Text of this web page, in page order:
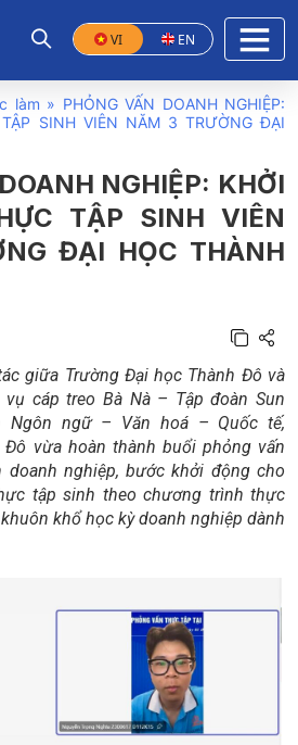
VI EN
làm » PHỎNG VẤN DOANH NGHIỆP:
SINH VIÊN NĂM 3 TRƯỜNG ĐẠI
NGHIỆP: KHỞI
TẬP SINH VIÊN
ĐẠI HỌC THÀNH
giữa Trường Đại học Thành Đô và
cáp treo Bà Nà – Tập đoàn Sun
Ngôn ngữ – Văn hoá – Quốc tế,
vừa hoàn thành buổi phỏng vấn
nghiệp, bước khởi động cho
tập sinh theo chương trình thực
khổ học kỳ doanh nghiệp dành